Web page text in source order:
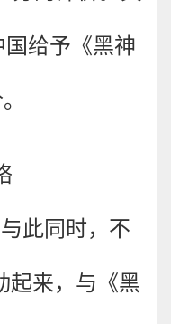
给予《黑神
与此同时，不
起来，与《黑